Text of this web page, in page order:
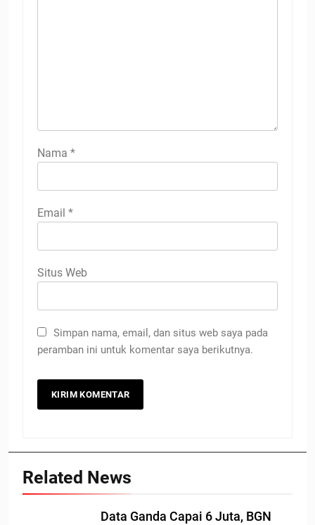
Nama *
Email *
Situs Web
Simpan nama, email, dan situs web saya pada
peramban ini untuk komentar saya berikutnya.
Related News
Data Ganda Capai 6 Juta, BGN